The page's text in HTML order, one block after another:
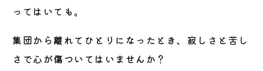
ってはいても。
集団から離れてひとりになったとき、寂しさと苦し
さで心が傷ついてはいませんか？